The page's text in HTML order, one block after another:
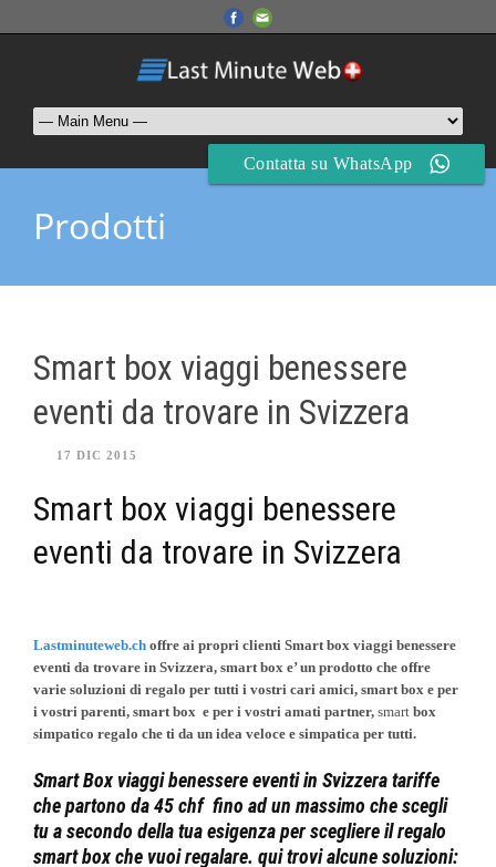
Prodotti
Smart box viaggi benessere
eventi da trovare in Svizzera
17 DIC 2015
Smart box viaggi benessere
eventi da trovare in Svizzera
Lastminuteweb.ch offre ai propri clienti Smart box viaggi benessere
eventi da trovare in Svizzera, smart box e’ un prodotto che offre
varie soluzioni di regalo per tutti i vostri cari amici, smart box e per
i vostri parenti, smart box e per i vostri amati partner, smart box
simpatico regalo che ti da un idea veloce e simpatica per tutti.
Smart Box viaggi benessere eventi in Svizzera tariffe
che partono da 45 chf fino ad un massimo che scegli
tu a secondo della tua esigenza per scegliere il regalo
smart box che vuoi regalare. qui trovi alcune soluzioni:
Contatta su WhatsApp